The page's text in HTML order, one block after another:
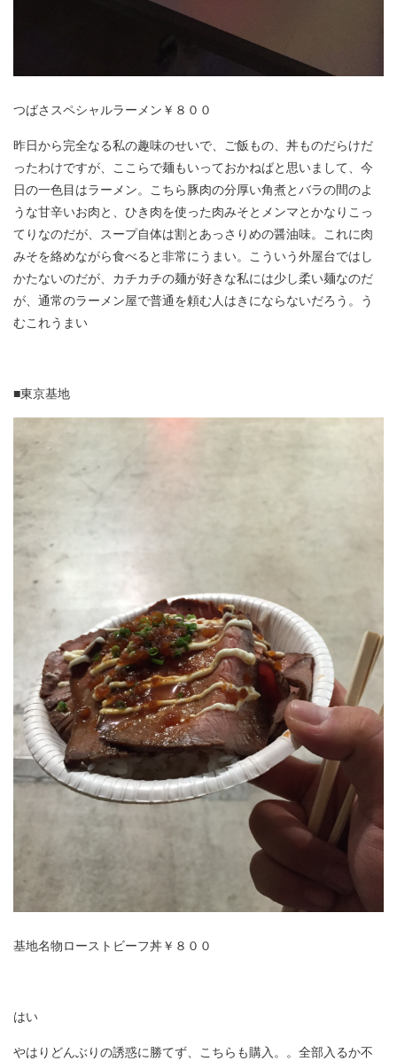
つばさスペシャルラーメン￥８００
昨日から完全なる私の趣味のせいで、ご飯もの、丼ものだらけだ
ったわけですが、ここらで麺もいっておかねばと思いまして、今
日の一色目はラーメン。こちら豚肉の分厚い角煮とバラの間のよ
うな甘辛いお肉と、ひき肉を使った肉みそとメンマとかなりこっ
てりなのだが、スープ自体は割とあっさりめの醤油味。これに肉
みそを絡めながら食べると非常にうまい。こういう外屋台ではし
かたないのだが、カチカチの麺が好きな私には少し柔い麺なのだ
が、通常のラーメン屋で普通を頼む人はきにならないだろう。う
むこれうまい
■東京基地
基地名物ローストビーフ丼￥８００
はい
やはりどんぶりの誘惑に勝てず、こちらも購入。。全部入るか不